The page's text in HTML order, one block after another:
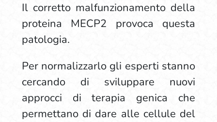
Il corretto malfunzionamento della
proteina MECP2 provoca questa
patologia.
Per normalizzarlo gli esperti stanno
cercando di sviluppare nuovi
approcci di terapia genica che
permettano di dare alle cellule del